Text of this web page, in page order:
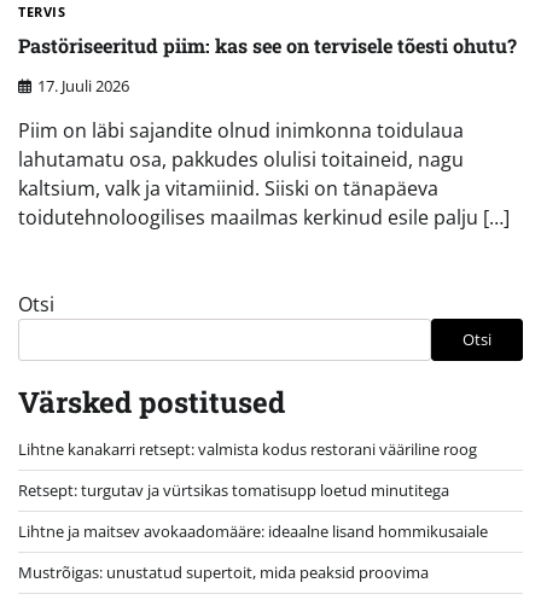
TERVIS
Pastöriseeritud piim: kas see on tervisele tõesti ohutu?
17. Juuli 2026
Piim on läbi sajandite olnud inimkonna toidulaua
lahutamatu osa, pakkudes olulisi toitaineid, nagu
kaltsium, valk ja vitamiinid. Siiski on tänapäeva
toidutehnoloogilises maailmas kerkinud esile palju […]
Otsi
Otsi
Värsked postitused
Lihtne kanakarri retsept: valmista kodus restorani vääriline roog
Retsept: turgutav ja vürtsikas tomatisupp loetud minutitega
Lihtne ja maitsev avokaadomääre: ideaalne lisand hommikusaiale
Mustrõigas: unustatud supertoit, mida peaksid proovima